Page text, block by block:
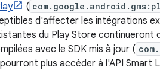
(
d'affecter les intégrations
du Play Store
avec le SDK mis à jour (
plus accéder à l'API